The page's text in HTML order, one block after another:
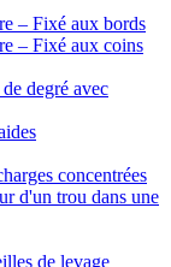
– Fixé aux bords
– Fixé aux coins
degré avec
concentrées
d'un trou dans une
de levage